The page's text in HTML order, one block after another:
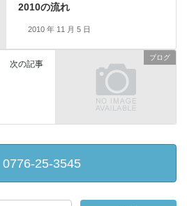
2010の流れ
2010 年 11 月 5 日
ブログ
次の記事
0776-25-3545